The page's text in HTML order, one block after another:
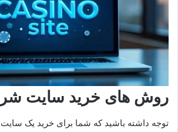
روش‌ های خرید سایت
توجه داشته باشید که شما برای خرید یک